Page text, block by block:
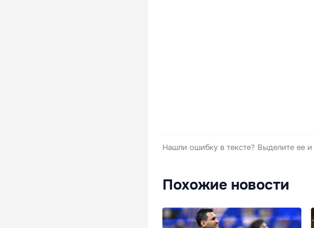
Нашли ошибку в тексте? Выделите ее
Похожие новости